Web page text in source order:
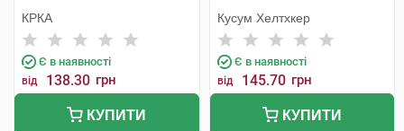
КРКА
Є в наявності
від 138.30 грн
КУПИТИ
Кусум Хелтхкер
Є в наявності
від 145.70 грн
КУПИТИ